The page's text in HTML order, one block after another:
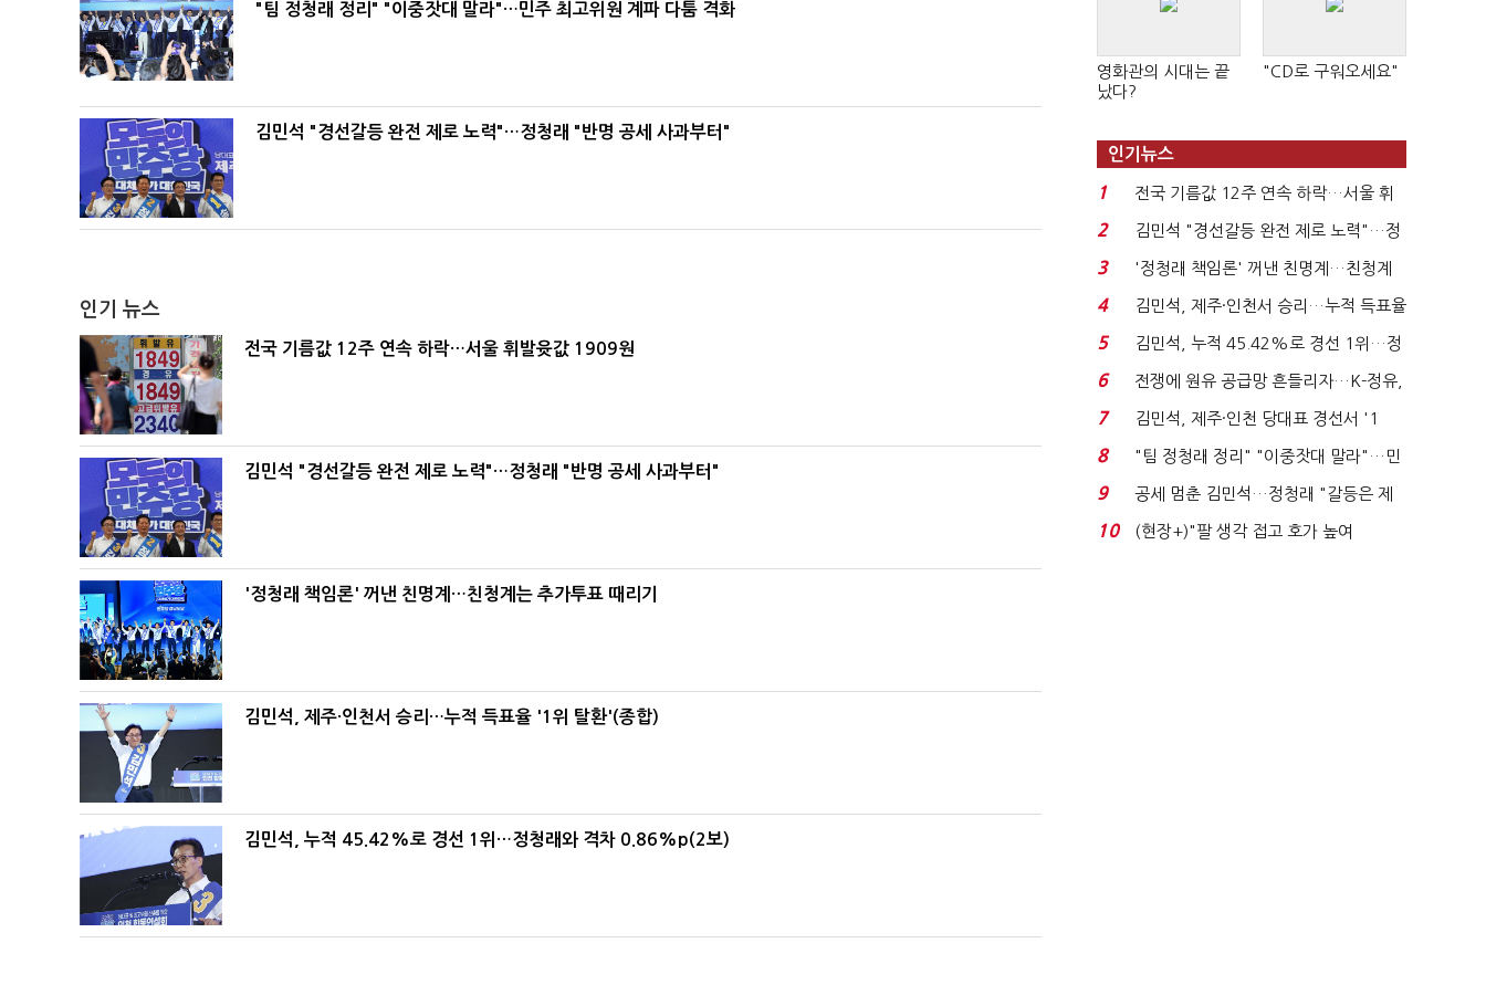
"팀 정청래 정리" "이중잣대 말라"…민주 최고위원 계파 다툼 격화
김민석 "경선갈등 완전 제로 노력"…정청래 "반명 공세 사과부터"
인기 뉴스
전국 기름값 12주 연속 하락…서울 휘발윳값 1909원
김민석 "경선갈등 완전 제로 노력"…정청래 "반명 공세 사과부터"
'정청래 책임론' 꺼낸 친명계…친청계는 추가투표 때리기
김민석, 제주·인천서 승리…누적 득표율 '1위 탈환'(종합)
김민석, 누적 45.42%로 경선 1위…정청래와 격차 0.86%p(2보)
영화관의 시대는 끝
났다?
"CD로 구워오세요"
인기뉴스
1
전국 기름값 12주 연속 하락…서울 휘
발윳값 1909원...
2
김민석 "경선갈등 완전 제로 노력"…정
청래 "반명 공세 사...
3
'정청래 책임론' 꺼낸 친명계…친청계
는 추가투표 때리기...
4
김민석, 제주·인천서 승리…누적 득표율
'1위 탈환'(종합)...
5
김민석, 누적 45.42%로 경선 1위…정
청래와 격차 0.86%p(...
6
전쟁에 원유 공급망 흔들리자…K-정유,
에너지안보 핵심...
7
김민석, 제주·인천 당대표 경선서 '1
위'(1보)...
8
"팀 정청래 정리" "이중잣대 말라"…민
주 최고위원 계파 다...
9
공세 멈춘 김민석…정청래 "갈등은 제
가 수습"
10
(현장+)"팔 생각 접고 호가 높여